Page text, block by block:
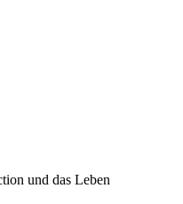
und das Leben